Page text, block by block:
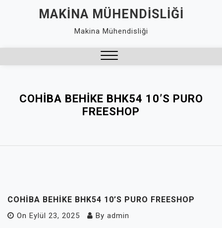
MAKINA MÜHENDISLIĞI
Makina Mühendisliği
COHIBA BEHIKE BHK54 10’S PURO
FREESHOP
COHIBA BEHIKE BHK54 10’S PURO FREESHOP
On Eylül 23, 2025 By admin